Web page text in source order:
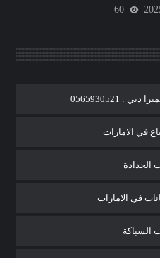
60
: 0565930521
في الامارات
الحدادة
في الامارات
السباكة